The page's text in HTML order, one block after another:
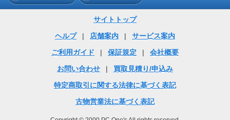
サイトトップ
ヘルプ
| 店舗案内 |
サービス案内
ご利用ガイド
| 保証規定 |
会社概要
お問い合わせ
|
買取見積り/申込み
特定商取引に関する法律に基づく表記
古物営業法に基づく表記